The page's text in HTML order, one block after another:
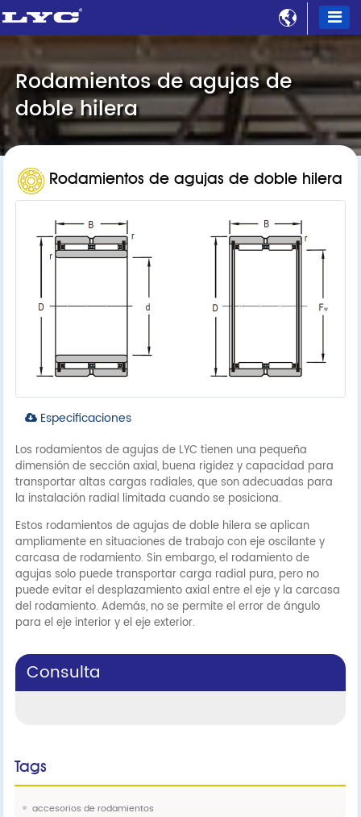

Rodamientos de agujas de
doble hilera
Rodamientos de agujas de doble hilera
Especificaciones
Los rodamientos de agujas de LYC tienen una pequeña
dimensión de sección axial, buena rigidez y capacidad para
transportar altas cargas radiales, que son adecuadas para
la instalación radial limitada cuando se posiciona.
Estos rodamientos de agujas de doble hilera se aplican
ampliamente en situaciones de trabajo con eje oscilante y
carcasa de rodamiento. Sin embargo, el rodamiento de
agujas solo puede transportar carga radial pura, pero no
puede evitar el desplazamiento axial entre el eje y la carcasa
del rodamiento. Además, no se permite el error de ángulo
para el eje interior y el eje exterior.
Consulta
Tags
accesorios de rodamientos